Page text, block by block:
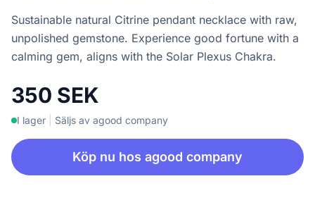
Sustainable natural Citrine pendant necklace with raw,
unpolished gemstone. Experience good fortune with a
calming gem, aligns with the Solar Plexus Chakra.
350 SEK
I lager Säljs av agood company
Köp nu hos agood company